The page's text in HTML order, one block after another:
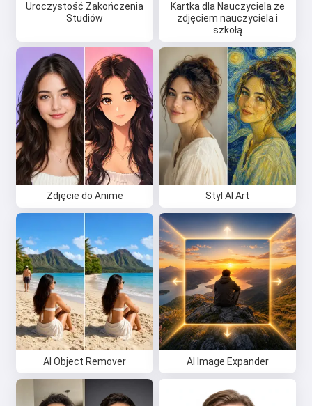
Uroczystość Zakończenia
Studiów
Kartka dla Nauczyciela ze
zdjęciem nauczyciela i
szkołą
Zdjęcie do Anime Styl AI Art
AI Object Remover AI Image Expander